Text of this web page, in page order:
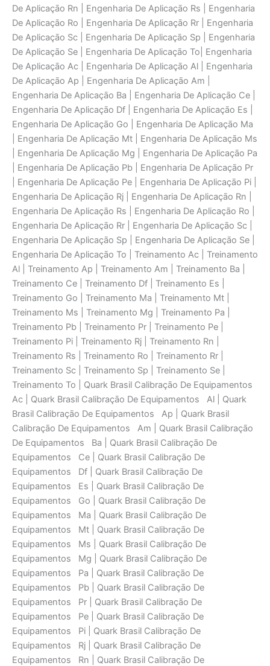
De Aplicaçāo Rn | Engenharia De Aplicaçāo Rs | Engenharia
De Aplicaçāo Ro | Engenharia De Aplicaçāo Rr | Engenharia
De Aplicaçāo Sc | Engenharia De Aplicaçāo Sp | Engenharia
De Aplicaçāo Se | Engenharia De Aplicaçāo To| Engenharia
De Aplicaçāo Ac | Engenharia De Aplicaçāo Al | Engenharia
De Aplicaçāo Ap | Engenharia De Aplicaçāo Am |
Engenharia De Aplicaçāo Ba | Engenharia De Aplicaçāo Ce |
Engenharia De Aplicaçāo Df | Engenharia De Aplicaçāo Es |
Engenharia De Aplicaçāo Go | Engenharia De Aplicaçāo Ma
| Engenharia De Aplicaçāo Mt | Engenharia De Aplicaçāo Ms
| Engenharia De Aplicaçāo Mg | Engenharia De Aplicaçāo Pa
| Engenharia De Aplicaçāo Pb | Engenharia De Aplicaçāo Pr
| Engenharia De Aplicaçāo Pe | Engenharia De Aplicaçāo Pi |
Engenharia De Aplicaçāo Rj | Engenharia De Aplicaçāo Rn |
Engenharia De Aplicaçāo Rs | Engenharia De Aplicaçāo Ro |
Engenharia De Aplicaçāo Rr | Engenharia De Aplicaçāo Sc |
Engenharia De Aplicaçāo Sp | Engenharia De Aplicaçāo Se |
Engenharia De Aplicaçāo To | Treinamento Ac | Treinamento
Al | Treinamento Ap | Treinamento Am | Treinamento Ba |
Treinamento Ce | Treinamento Df | Treinamento Es |
Treinamento Go | Treinamento Ma | Treinamento Mt |
Treinamento Ms | Treinamento Mg | Treinamento Pa |
Treinamento Pb | Treinamento Pr | Treinamento Pe |
Treinamento Pi | Treinamento Rj | Treinamento Rn |
Treinamento Rs | Treinamento Ro | Treinamento Rr |
Treinamento Sc | Treinamento Sp | Treinamento Se |
Treinamento To | Quark Brasil Calibraçāo De Equipamentos
Ac | Quark Brasil Calibraçāo De Equipamentos Al | Quark
Brasil Calibraçāo De Equipamentos Ap | Quark Brasil
Calibraçāo De Equipamentos Am | Quark Brasil Calibraçāo
De Equipamentos Ba | Quark Brasil Calibraçāo De
Equipamentos Ce | Quark Brasil Calibraçāo De
Equipamentos Df | Quark Brasil Calibraçāo De
Equipamentos Es | Quark Brasil Calibraçāo De
Equipamentos Go | Quark Brasil Calibraçāo De
Equipamentos Ma | Quark Brasil Calibraçāo De
Equipamentos Mt | Quark Brasil Calibraçāo De
Equipamentos Ms | Quark Brasil Calibraçāo De
Equipamentos Mg | Quark Brasil Calibraçāo De
Equipamentos Pa | Quark Brasil Calibraçāo De
Equipamentos Pb | Quark Brasil Calibraçāo De
Equipamentos Pr | Quark Brasil Calibraçāo De
Equipamentos Pe | Quark Brasil Calibraçāo De
Equipamentos Pi | Quark Brasil Calibraçāo De
Equipamentos Rj | Quark Brasil Calibraçāo De
Equipamentos Rn | Quark Brasil Calibraçāo De